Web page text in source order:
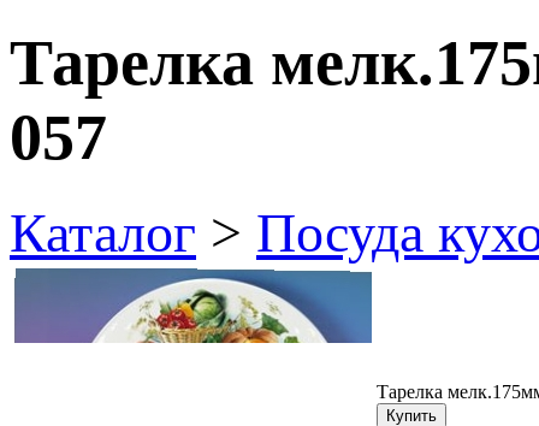
Тарелка
057
Каталог > Посуда
Тарелка